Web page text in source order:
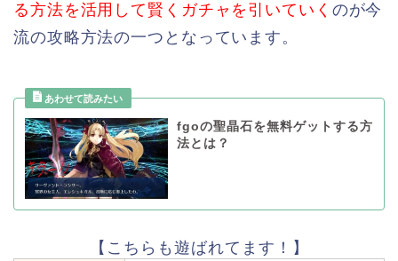
る方法を活用して賢くガチャを引いていく のが今
流の攻略方法の一つとなっています。
fgoの聖晶石を無料ゲットする方
法とは？
【こちらも遊ばれてます！】